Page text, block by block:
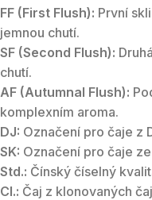
FF (First Flush): První
jemnou chutí.
SF (Second Flush):
chutí.
AF (Autumnal Flush):
komplexním aroma.
DJ: Označení pro čaje z
SK: Označení pro čaje
Std.: Čínský číselný
Cl.: Čaj z klonovaných